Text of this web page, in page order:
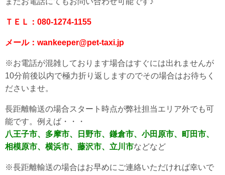
ＴＥＬ：080-1274-1155
メール：wankeeper@pet-taxi.jp
※お電話が混雑しております場合はすぐには出れませんが
10分前後以内で極力折り返しますのでその場合はお待ちく
ださいませ。
長距離輸送の場合スタート時点が弊社担当エリア外でも可
能です。例えば・・・
八王子市、多摩市、日野市、鎌倉市、小田原市、町田市、
相模原市、横浜市、藤沢市、立川市などなど
※長距離輸送の場合はお早めにご連絡いただければ幸いで